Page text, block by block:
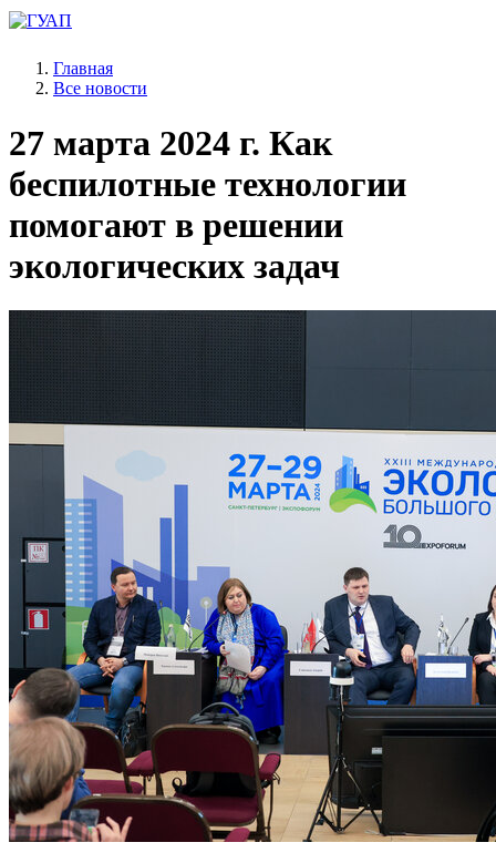
Главная
Все новости
27 марта 2024 г. Как
беспилотные технологии
помогают в решении
экологических задач